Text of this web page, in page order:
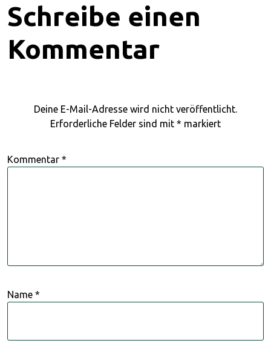
Schreibe einen
Kommentar
Deine E-Mail-Adresse wird nicht veröffentlicht.
Erforderliche Felder sind mit * markiert
Kommentar *
Name *